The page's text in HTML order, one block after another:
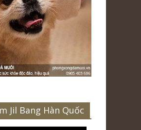
Jil Bang Hàn Quốc